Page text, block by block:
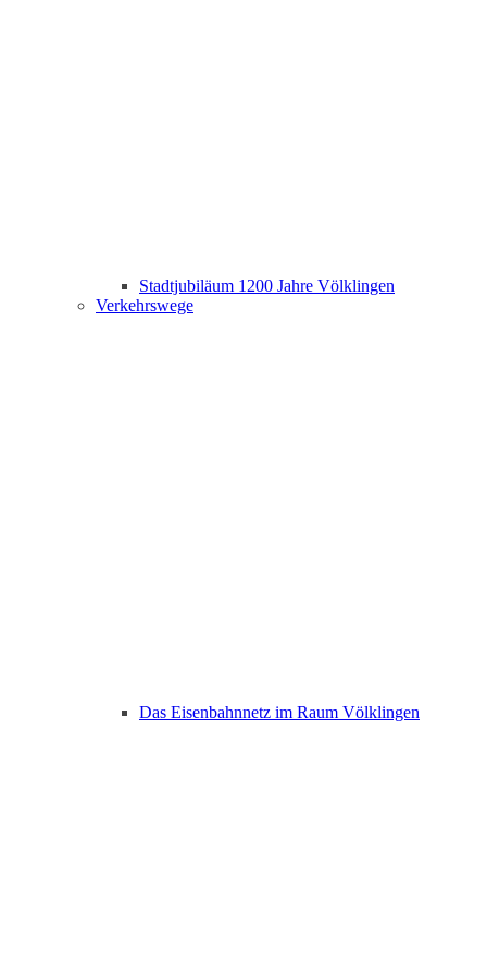
Stadtjubiläum 1200 Jahre Völklingen
Verkehrswege
Das Eisenbahnnetz im Raum Völklingen